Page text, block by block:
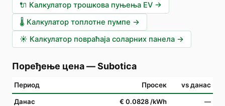
🔌 Калкулатор трошкова пуњења EV →
🌡️ Калкулатор топлотне пумпе →
☀️ Калкулатор повраћаја соларних панела →
Поређење цена—Subotica
Период Просек vs данас
Данас € 0.0828 /kWh
—